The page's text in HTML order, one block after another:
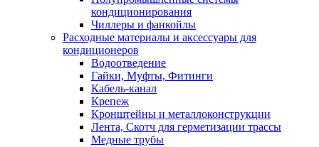
кондиционирования
Чиллеры и фанкойлы
Расходные материалы и аксессуары для
кондиционеров
Водоотведение
Гайки, Муфты, Фитинги
Кабель-канал
Крепеж
Кронштейны и металлоконструкции
Лента, Скотч для герметизации трассы
Медные трубы